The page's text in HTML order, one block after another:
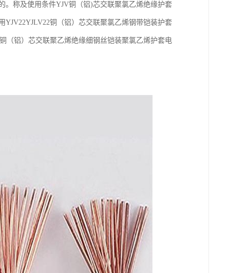
。称及使用条件YJV铜（铝)芯交联聚氯乙烯绝缘护套
铜（铝）芯交联聚氯乙烯钢带铠装护套
（铝）芯交联聚乙烯绝缘细钢丝铠装聚氯乙烯护套电